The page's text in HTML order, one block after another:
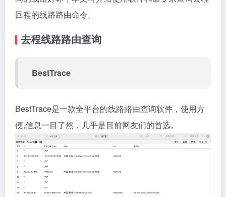
回程的线路路由命令。
去程线路路由查询
BestTrace
BestTrace是一款全平台的线路路由查询软件，使用方
便,信息一目了然，几乎是目前网友们的首选。